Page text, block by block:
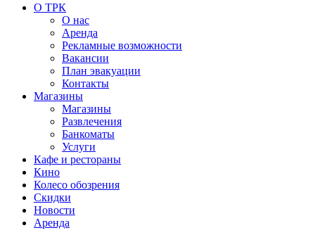
О ТРК
О нас
Аренда
Рекламные возможности
Вакансии
План эвакуации
Контакты
Магазины
Магазины
Развлечения
Банкоматы
Услуги
Кафе и рестораны
Кино
Колесо обозрения
Скидки
Новости
Аренда